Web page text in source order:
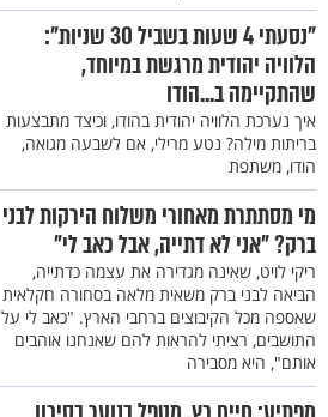
"נסעתי 4 שעות בשביל 30 שניות":
הלוויה יהודית מרגשת במיוחד,
שהתקיימה ב...הודו
איך נערכת הלוויה יהודית בהודו, וכיצד מתבצעות
בריתות מילה? נטע מרילי, אם לשבעה מגואה,
הודו, משתפת
מי מסתתרת מאחורי משלוח הירקות לבני
ברק? "אני לא דתייה, אבל כאב לי"
ריקי לויט, שאינה מגדירה את עצמה כדתייה,
הביאה לבני ברק משאית מלאה בסחורה חקלאית
שאספה מכל הקיבוצים ברחבי הארץ. "כאב לי על
התושבים, רציתי להראות להם שאנחנו אוהבים
אותם", היא מסבירה